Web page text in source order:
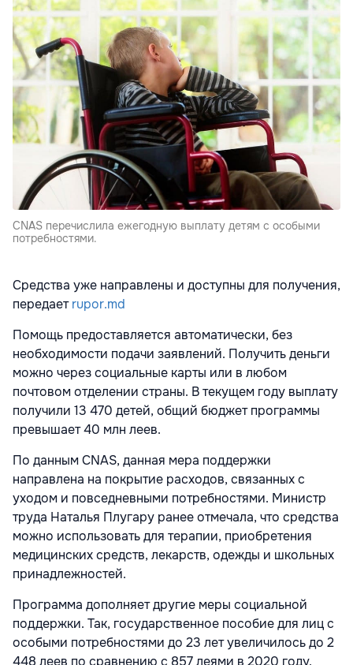
CNAS перечислила ежегодную выплату детям с особыми
потребностями.
Средства уже направлены и доступны для получения,
передаетrupor.md
Помощь предоставляется автоматически, без
необходимости подачи заявлений. Получить деньги
можно через социальные карты или в любом
почтовом отделении страны. В текущем году выплату
получили 13 470 детей, общий бюджет программы
превышает 40 млн леев.
По данным CNAS, данная мера поддержки
направлена на покрытие расходов, связанных с
уходом и повседневными потребностями. Министр
труда Наталья Плугару ранее отмечала, что средства
можно использовать для терапии, приобретения
медицинских средств, лекарств, одежды и школьных
принадлежностей.
Программа дополняет другие меры социальной
поддержки. Так, государственное пособие для лиц с
особыми потребностями до 23 лет увеличилось до 2
448 леев по сравнению с 857 леями в 2020 году.